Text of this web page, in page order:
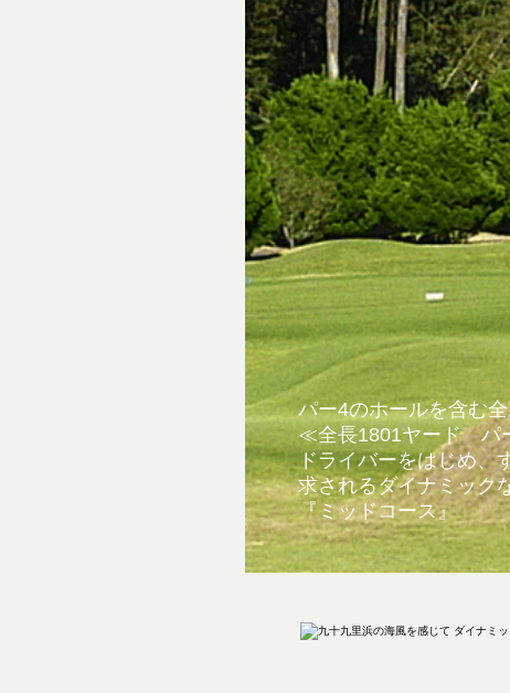
パー4のホールを含む
≪全長1801ヤード パ
ドライバーをはじめ、
求されるダイナミック
『ミッドコース』